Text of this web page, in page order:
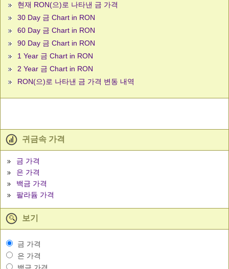
현재 RON(으)로 나타낸 금 가격
30 Day 금 Chart in RON
60 Day 금 Chart in RON
90 Day 금 Chart in RON
1 Year 금 Chart in RON
2 Year 금 Chart in RON
RON(으)로 나타낸 금 가격 변동 내역
귀금속 가격
금 가격
은 가격
백금 가격
팔라듐 가격
보기
금 가격
은 가격